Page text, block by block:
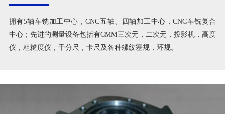
拥有5轴车铣加工中心，CNC五轴、四轴加工中心，CNC车铣复合
中心；先进的测量设备包括有CMM三次元，二次元，投影机，高度
仪，粗糙度仪，千分尺，卡尺及各种螺纹塞规，环规。